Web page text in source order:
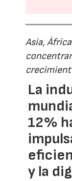
Asia,
La
12%
y la